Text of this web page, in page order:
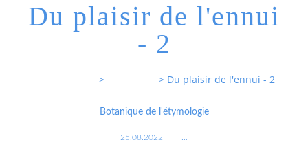
Du plaisir de l'ennui
- 2
> > Du plaisir de l'ennui - 2
Botanique de l'étymologie
25.08.2022